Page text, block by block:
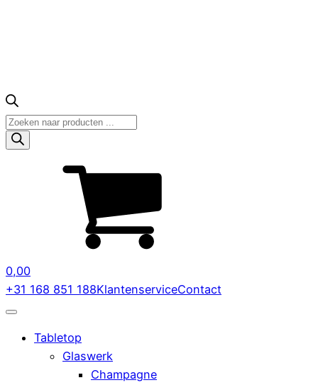
Producten
zoeken
0,00
+31 168 851 188KlantenserviceContact
Tabletop
Glaswerk
Champagne